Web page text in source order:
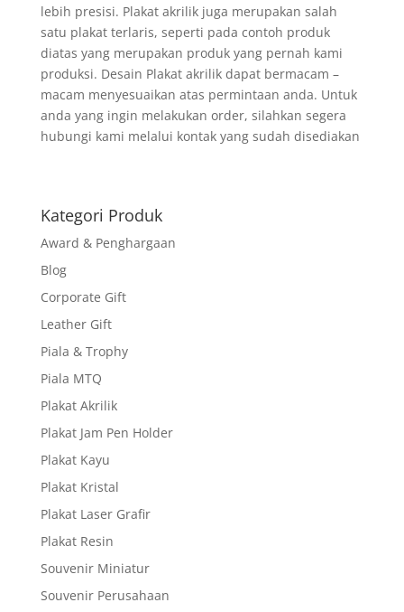
lebih presisi. Plakat akrilik juga merupakan salah
satu plakat terlaris, seperti pada contoh produk
diatas yang merupakan produk yang pernah kami
produksi. Desain Plakat akrilik dapat bermacam –
macam menyesuaikan atas permintaan anda. Untuk
anda yang ingin melakukan order, silahkan segera
hubungi kami melalui kontak yang sudah disediakan
Kategori Produk
Award & Penghargaan
Blog
Corporate Gift
Leather Gift
Piala & Trophy
Piala MTQ
Plakat Akrilik
Plakat Jam Pen Holder
Plakat Kayu
Plakat Kristal
Plakat Laser Grafir
Plakat Resin
Souvenir Miniatur
Souvenir Perusahaan